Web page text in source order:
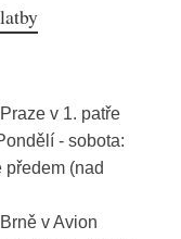
v 1. patře
- sobota:
předem (nad
v Avion